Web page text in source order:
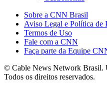
Sobre a CNN Brasil
Aviso Legal e Política de
Termos de Uso
Fale com a CNN
Faça parte da Equipe
© Cable News Network
Todos os direitos reservados.